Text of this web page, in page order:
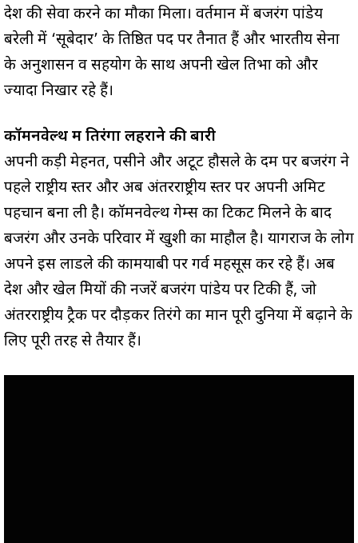
देश की सेवा करने का मौका मिला। वर्तमान में बजरंग पांडेय
बरेली में ‘सूबेदार’ के प्रतिष्ठित पद पर तैनात हैं और भारतीय सेना
के अनुशासन व सहयोग के साथ अपनी खेल प्रतिभा को और
ज्यादा निखार रहे हैं।
कॉमनवेल्थ में तिरंगा लहराने की बारी
अपनी कड़ी मेहनत, पसीने और अटूट हौसले के दम पर बजरंग ने
पहले राष्ट्रीय स्तर और अब अंतरराष्ट्रीय स्तर पर अपनी अमिट
पहचान बना ली है। कॉमनवेल्थ गेम्स का टिकट मिलने के बाद
बजरंग और उनके परिवार में खुशी का माहौल है। प्रयागराज के लोग
अपने इस लाडले की कामयाबी पर गर्व महसूस कर रहे हैं। अब
देश और खेल प्रेमियों की नजरें बजरंग पांडेय पर टिकी हैं, जो
अंतरराष्ट्रीय ट्रैक पर दौड़कर तिरंगे का मान पूरी दुनिया में बढ़ाने के
लिए पूरी तरह से तैयार हैं।